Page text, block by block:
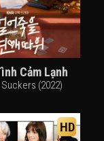
Cảm Lạnh
(2022)
HD